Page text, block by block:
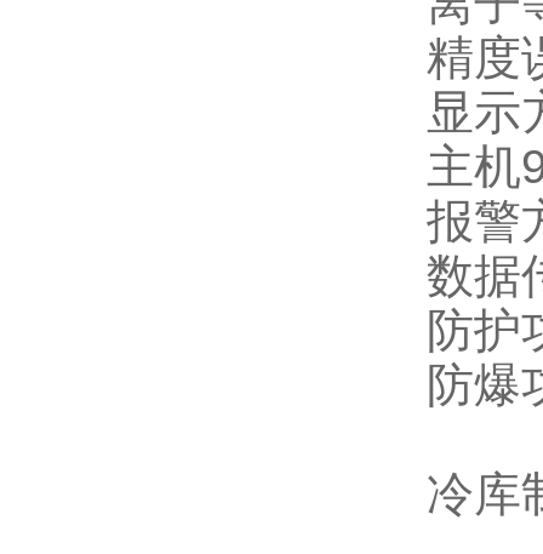
精度
显示
主机
报警
数据
防护
防爆
冷库